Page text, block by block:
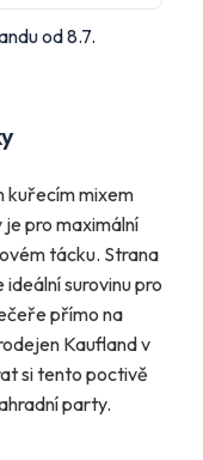
od 8.7.
kuřecím mixem
pro maximální
tácku. Strana
surovinu pro
přímo na
Kaufland v
si tento poctivě
party.
k odběru